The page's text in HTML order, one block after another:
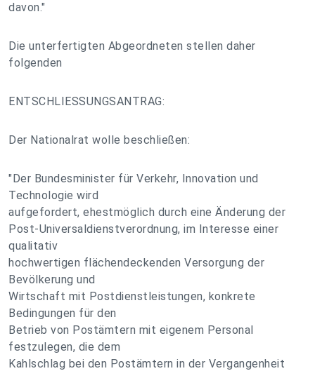
davon."
Die unterfertigten Abgeordneten stellen daher
folgenden
ENTSCHLIESSUNGSANTRAG:
Der Nationalrat wolle beschließen:
"Der Bundesminister für Verkehr, Innovation und
Technologie wird
aufgefordert, ehestmöglich durch eine Änderung der
Post-Universaldienstverordnung, im Interesse einer
qualitativ
hochwertigen flächendeckenden Versorgung der
Bevölkerung und
Wirtschaft mit Postdienstleistungen, konkrete
Bedingungen für den
Betrieb von Postämtern mit eigenem Personal
festzulegen, die dem
Kahlschlag bei den Postämtern in der Vergangenheit